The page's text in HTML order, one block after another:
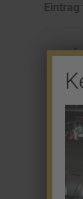
Eintrag